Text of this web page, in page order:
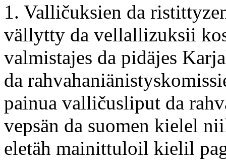
1. Valličuksien da
vällytty da vellallizuksii
valmistajes da pidäjes
da
painua valličusliput da
vepsän da suomen kielel
eletäh mainittuloil kielil